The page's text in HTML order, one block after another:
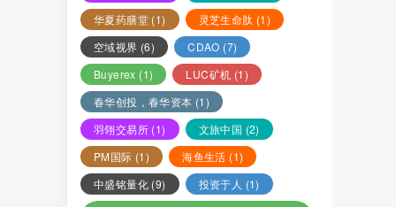
华夏药膳堂 (1) 灵芝生命肽 (1)
空域视界 (6) CDAO (7)
Buyerex (1) LUC矿机 (1)
春华创投，春华资本 (1)
羽翎交易所 (1) 文旅中国 (2)
PM国际 (1) 海鱼生活 (1)
中盛铭量化 (9) 投资于人 (1)